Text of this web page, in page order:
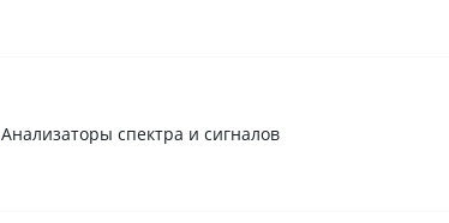
Анализаторы спектра и сигналов